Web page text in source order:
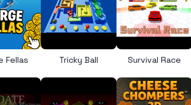
Fellas Tricky Ball Survival Race